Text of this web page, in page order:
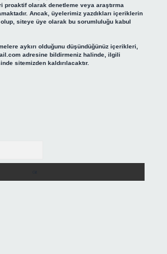
olarak denetleme veya araştırma
Ancak, üyelerimiz yazdıkları içeriklerin
siteye üye olarak bu sorumluluğu kabul
aykırı olduğunu düşündüğünüz içerikleri,
adresine bildirmeniz halinde, ilgili
sitemizden kaldırılacaktır.